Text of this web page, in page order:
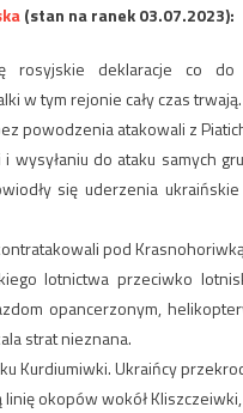
(stan na ranek 03.07.2023):
rosyjskie deklaracje co do
w tym rejonie cały czas trwają.
powodzenia atakowali z
wysyłaniu do ataku samych
się uderzenia
pod
lotnictwa przeciwko
opancerzonym,
strat nieznana.
Kurdiumiwki. Ukraińcy
okopów wokół